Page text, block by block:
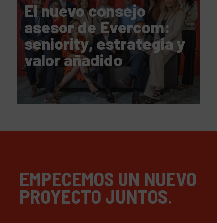
El nuevo consejo
asesor de Evercom:
seniority, estrategia y
valor añadido
EMPECEMOS UN NUEVO
PROYECTO JUNTOS.